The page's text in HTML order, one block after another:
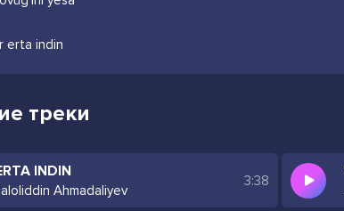
erta indin
треки
INDIN
Ahmadaliyev
3:38